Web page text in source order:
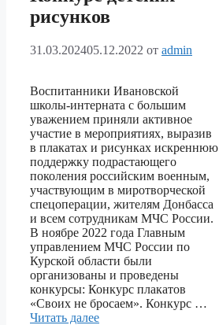
рисунков
31.03.202405.12.2022 от admin
Воспитанники Ивановской
школы-интерната с большим
уважением приняли активное
участие в мероприятиях, выразив
в плакатах и рисунках искреннюю
поддержку подрастающего
поколения российским военным,
участвующим в миротворческой
спецоперации, жителям Донбасса
и всем сотрудникам МЧС России.
В ноябре 2022 года Главным
управлением МЧС России по
Курской области были
организованы и проведены
конкурсы: Конкурс плакатов
«Своих не бросаем». Конкурс …
Читать далее